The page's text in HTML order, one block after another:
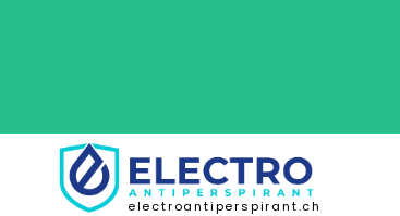
electroantiperspirant.ch